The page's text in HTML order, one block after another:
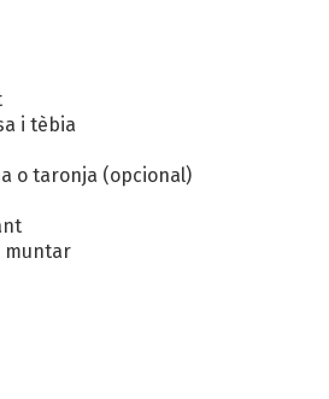
i tèbia
o taronja (opcional)
muntar